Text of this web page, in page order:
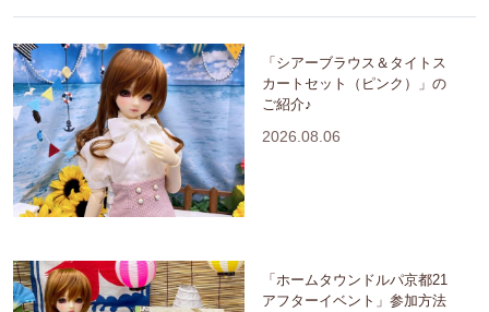
「シアーブラウス＆タイトス
カートセット（ピンク）」の
ご紹介♪
2026.08.06
「ホームタウンドルパ京都21
アフターイベント」参加方法